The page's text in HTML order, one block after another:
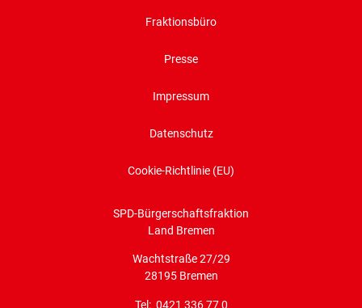
Fraktionsbüro
Presse
Impressum
Datenschutz
Cookie-Richtlinie (EU)
SPD-Bürgerschaftsfraktion
Land Bremen
Wachtstraße 27/29
28195 Bremen
Tel: 0421 336 77 0